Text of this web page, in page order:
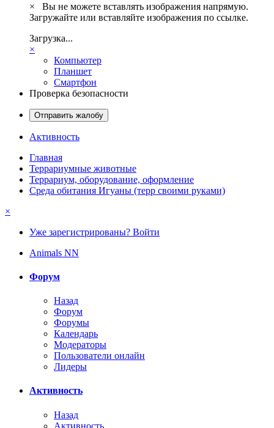
×
Вы не можете вставлять изображения напрямую.
Загружайте или вставляйте изображения по ссылке.
Загрузка...
×
Компьютер
Планшет
Смартфон
Проверка безопасности
Отправить жалобу
Активность
Главная
Террариумные животные
Террариум, оборудование, оформление
Среда обитания Игуаны (терр своими руками)
×
Уже зарегистрированы? Войти
Animals NN
Форум
Назад
Форум
Форумы
Календарь
Модераторы
Пользователи онлайн
Лидеры
Активность
Назад
Активность